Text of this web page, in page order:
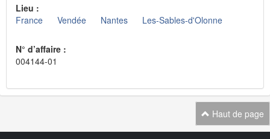
Lieu :
France
Vendée Nantes Les-Sables-d'Olonne
N° d’affaire :
004144-01
Haut de page